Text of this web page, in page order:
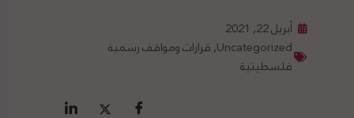
أبريل 22, 2021
Uncategorized
,قرارات ومواقف رسمية
فلسطينية